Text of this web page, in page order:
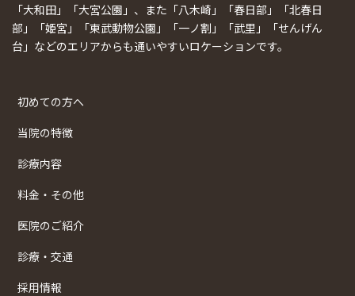
「大和田」「大宮公園」、また「八木崎」「春日部」「北春日
部」「姫宮」「東武動物公園」「一ノ割」「武里」「せんげん
台」などのエリアからも通いやすいロケーションです。
初めての方へ
当院の特徴
診療内容
料金・その他
医院のご紹介
診療・交通
採用情報